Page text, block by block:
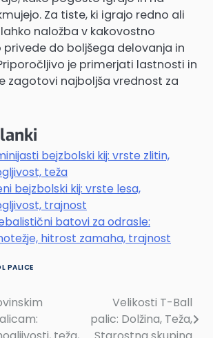
Za tiste, ki igrajo redno ali
naložba v kakovostno
do boljšega delovanja in
je primerjati lastnosti in
zagotovi najboljša vrednost za
bejzbolski kij: vrste zlitin,
teža
bejzbolski kij: vrste lesa,
trajnost
batovi za odrasle:
hitrost zamaha, trajnost
PALICE
Velikosti T-Ball
palic: Dolžina, Teža,